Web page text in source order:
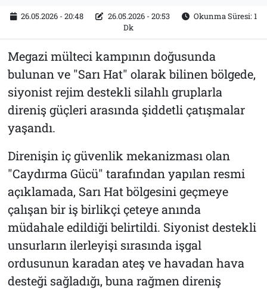
26.05.2026 - 20:48 26.05.2026 - 20:53
Okunma Süresi: 1
Dk
Megazi mülteci kampının doğusunda
bulunan ve "Sarı Hat" olarak bilinen bölgede,
siyonist rejim destekli silahlı gruplarla
direniş güçleri arasında şiddetli çatışmalar
yaşandı.
Direnişin iç güvenlik mekanizması olan
"Caydırma Gücü" tarafından yapılan resmi
açıklamada, Sarı Hat bölgesini geçmeye
çalışan bir iş birlikçi çeteye anında
müdahale edildiği belirtildi. Siyonist destekli
unsurların ilerleyişi sırasında işgal
ordusunun karadan ateş ve havadan hava
desteği sağladığı, buna rağmen direniş